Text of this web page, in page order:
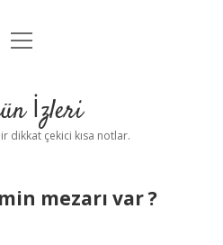
Anasayfa
Uyarı
menüyü
İzleri
dikkat çekici kısa notlar.
mezarı var ?